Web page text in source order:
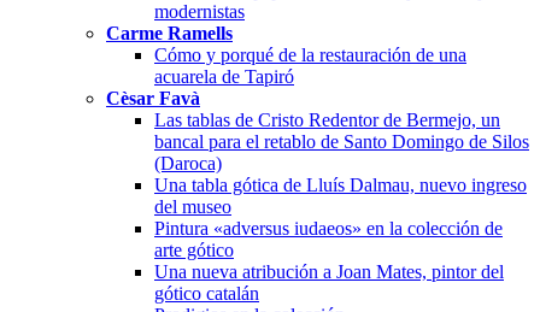
modernistas
Carme Ramells
Cómo y porqué de la restauración de una
acuarela de Tapiró
Cèsar Favà
Las tablas de Cristo Redentor de Bermejo, un
bancal para el retablo de Santo Domingo de Silos
(Daroca)
Una tabla gótica de Lluís Dalmau, nuevo ingreso
del museo
Pintura «adversus iudaeos» en la colección de
arte gótico
Una nueva atribución a Joan Mates, pintor del
gótico catalán